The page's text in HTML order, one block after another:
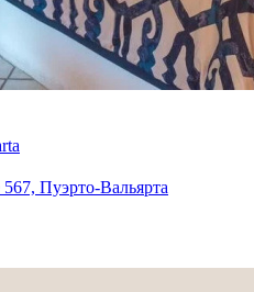
Пуэрто-Вальярта